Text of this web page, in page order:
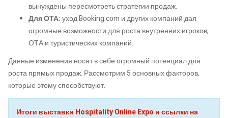
вынуждены пересмотреть стратегии продаж.
Для ОТА:уход Booking.com и других компаний дал
огромные возможности для роста внутренних игроков,
ОТА и туристических компаний.
Данные изменения носят в себе огромный потенциал для
роста прямых продаж. Рассмотрим 5 основных факторов,
которые этому способствуют.
Итоги выставки Hospitality Online Expo и ссылки на